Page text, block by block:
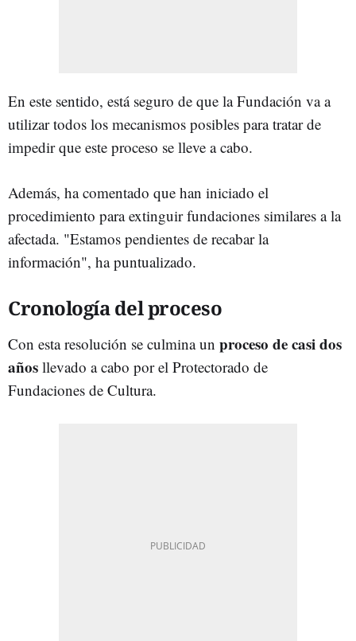
En este sentido, está seguro de que la Fundación va a
utilizar todos los mecanismos posibles para tratar de
impedir que este proceso se lleve a cabo.
Además, ha comentado que han iniciado el
procedimiento para extinguir fundaciones similares a la
afectada. "Estamos pendientes de recabar la
información", ha puntualizado.
Cronología del proceso
Con esta resolución se culmina un proceso de casi dos
años llevado a cabo por el Protectorado de
Fundaciones de Cultura.